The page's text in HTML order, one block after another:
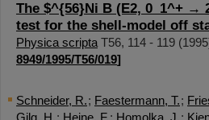
The $^{56}Ni B (E2, 0_1^+ →
test for the shell-model off
Physica scripta T56, 114 - 119 (1995
8949/1995/T56/019]
Schneider, R.; Faestermann, T.;
Gilg, H.; Heine, F.; Homolka, J.;